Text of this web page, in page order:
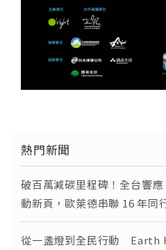
熱門新聞
破百萬減碳里程碑！全台響
動新頁，歐萊德串聯 16 年同
從一盞燈到全民行動 Earth